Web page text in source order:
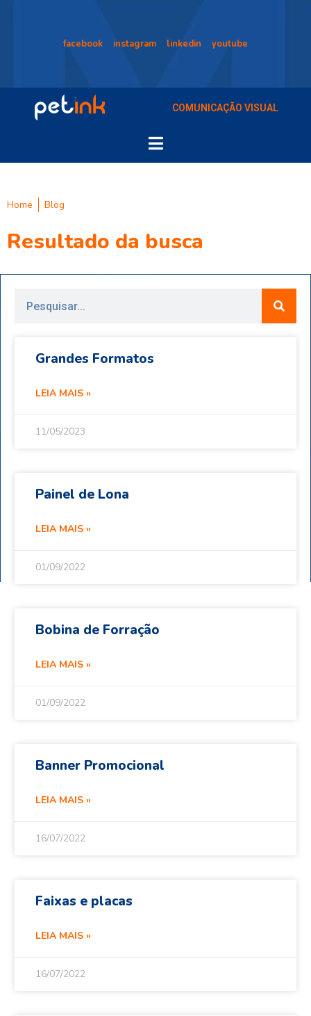
facebook instagram linkedin youtube
COMUNICAÇÃO VISUAL
Home Blog
Resultado da busca
Grandes Formatos
LEIA MAIS »
11/05/2023
Painel de Lona
LEIA MAIS »
01/09/2022
Bobina de Forração
LEIA MAIS »
01/09/2022
Banner Promocional
LEIA MAIS »
16/07/2022
Faixas e placas
LEIA MAIS »
16/07/2022